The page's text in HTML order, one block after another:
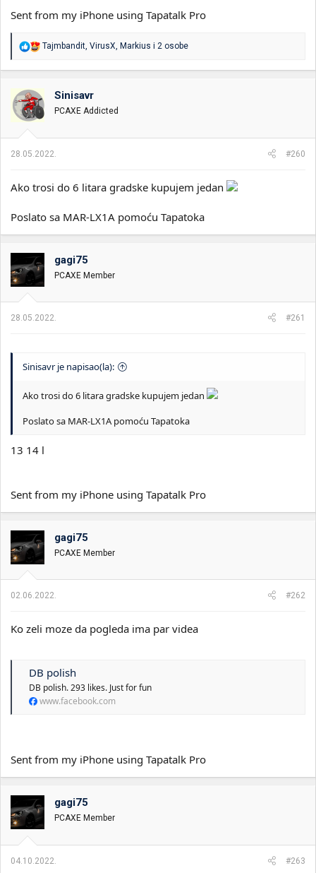
Sent from my iPhone using Tapatalk Pro
R
a
v
a
j
:
Tajmbandit, VirusX, Markius i 2 osobe
Sinisavr
PCAXE Addicted
28.05.2022. #260
Ako trosi do 6 litara gradske kupujem jedan
Poslato sa MAR-LX1A pomoću Tapatoka
gagi75
PCAXE Member
28.05.2022. #261
Sinisavr je napisao(la):
Ako trosi do 6 litara gradske kupujem jedan
Poslato sa MAR-LX1A pomoću Tapatoka
13 14 l
Sent from my iPhone using Tapatalk Pro
gagi75
PCAXE Member
02.06.2022. #262
Ko zeli moze da pogleda ima par videa
DB polish
DB polish. 293 likes. Just for fun
www.facebook.com
Sent from my iPhone using Tapatalk Pro
gagi75
PCAXE Member
04.10.2022. #263